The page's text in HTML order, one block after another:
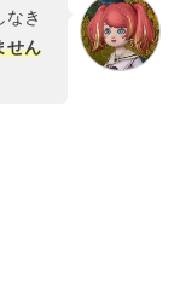
なき
せん